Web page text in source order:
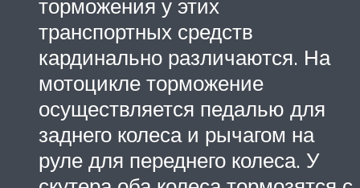
торможения у этих
транспортных средств
кардинально различаются. На
мотоцикле торможение
осуществляется педалью для
заднего колеса и рычагом на
руле для переднего колеса. У